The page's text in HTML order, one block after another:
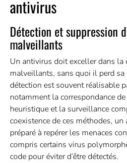
antivirus
Détection et suppression
malveillants
Un antivirus doit exceller dans
malveillants, sans quoi il perd sa
détection est souvent réalisable
notamment la correspondance
heuristique et la surveillance
coexistence de ces méthodes,
préparé à repérer les menaces
compris certains virus
code pour éviter d’être détectés.